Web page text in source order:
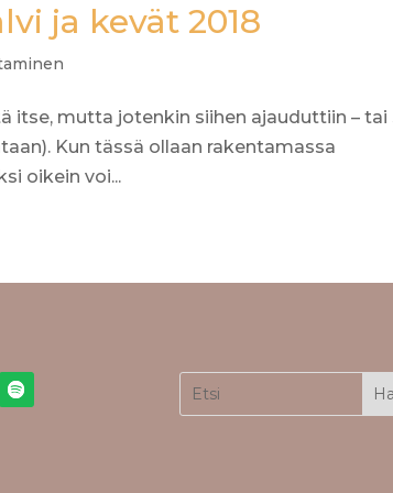
ja kevät 2018
itse, mutta jotenkin siihen ajauduttiin – tai
Kun tässä ollaan rakentamassa
oikein voi...